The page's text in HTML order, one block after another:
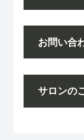
お問い合
サロンの